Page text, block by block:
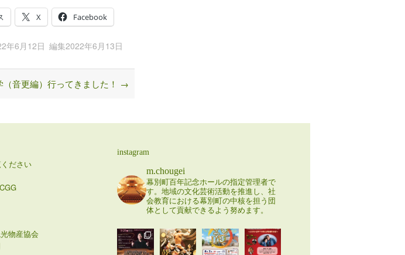
X Facebook
年6月12日 編集2022年6月13日
音更編）行ってきました！ →
ださい
物産協会
instagram
m.chougei
幕別町百年記念ホールの指定管理者で
す。地域の文化芸術活動を推進し、社
会教育における幕別町の中核を担う団
体として貢献できるよう努めます。